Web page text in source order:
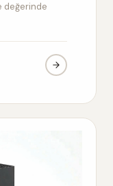
değerinde